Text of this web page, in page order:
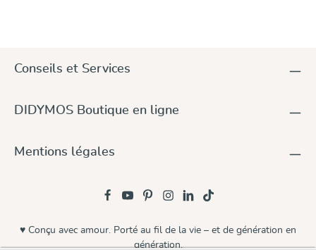
Conseils et Services
DIDYMOS Boutique en ligne
Mentions légales
♥ Conçu avec amour. Porté au fil de la vie – et de génération en
génération.